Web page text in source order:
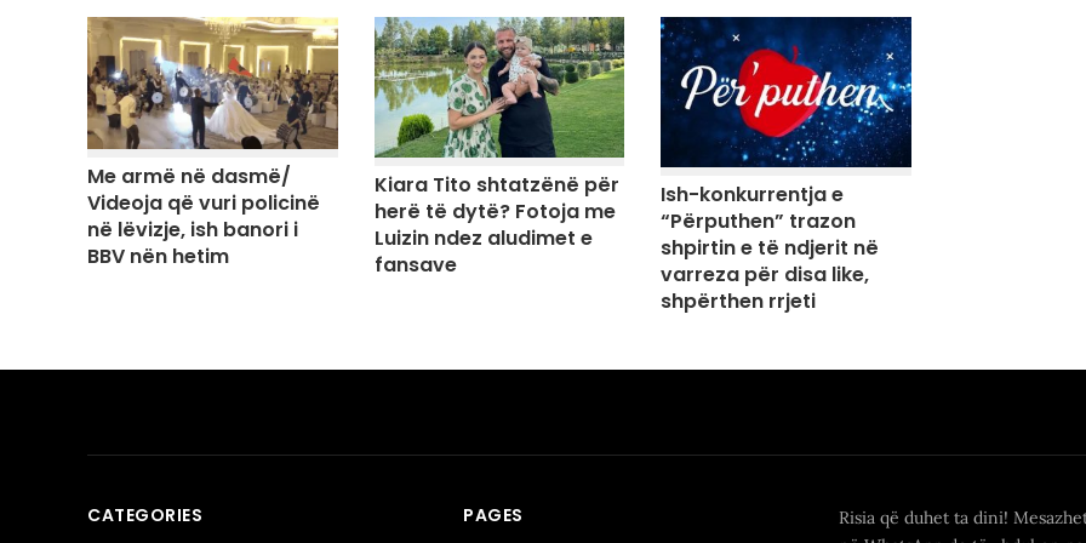
Me armë në dasmë/
Videoja që vuri policinë
në lëvizje, ish banori i
BBV nën hetim
Kiara Tito shtatzënë për
herë të dytë? Fotoja me
Luizin ndez aludimet e
fansave
Ish-konkurrentja e
“Përputhen” trazon
shpirtin e të ndjerit në
varreza për disa like,
shpërthen rrjeti
CATEGORIES PAGES
Risia që duhet ta dini!